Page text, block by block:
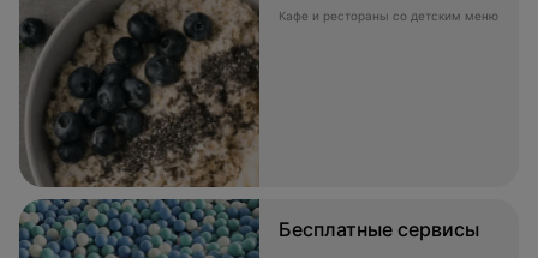
Кафе и рестораны со детским меню
Бесплатные сервисы